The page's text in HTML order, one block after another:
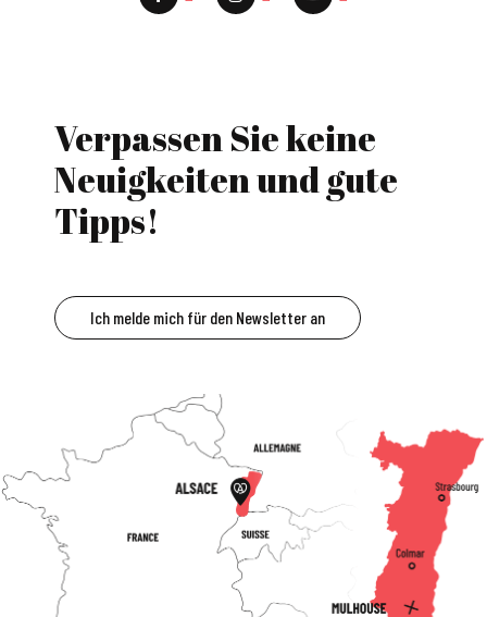
Verpassen Sie keine
Neuigkeiten und gute
Tipps!
Ich melde mich für den Newsletter an